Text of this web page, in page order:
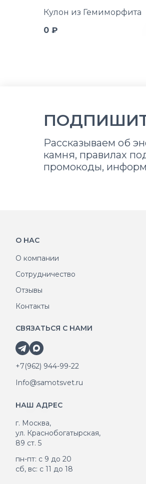
Кулон из Гемиморфита
0 ₽
Рассказываем об
камня, правилах
промокоды,
О НАС
О компании
Сотрудничество
Отзывы
Контакты
СВЯЗАТЬСЯ С НАМИ
+7(962) 944-99-22
Info@samotsvet.ru
НАШ АДРЕС
г. Москва,
ул. Краснобогатырская,
89 ст. 5
пн-пт: с 9 до 20
сб, вс: с 11 до 18